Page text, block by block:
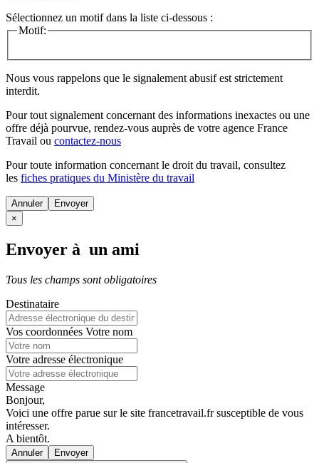
Sélectionnez un motif dans la liste ci-dessous :
Motif:
Nous vous rappelons que le signalement abusif est strictement
interdit.
Pour tout signalement concernant des informations inexactes ou une
offre déjà pourvue, rendez-vous auprès de votre agence France
Travail ou contactez-nous
Pour toute information concernant le droit du travail, consultez
les fiches pratiques du Ministère du travail
Annuler
×
Envoyer à un ami
Tous les champs sont obligatoires
Destinataire
Vos coordonnées Votre nom
Votre adresse électronique
Message
Bonjour,
Voici une offre parue sur le site francetravail.fr susceptible de vous
intéresser.
A bientôt.
Annuler